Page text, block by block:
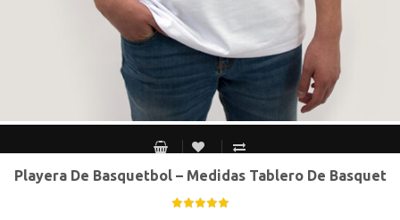
CH G XG
Playera De Basquetbol – Medidas Tablero De Basquet